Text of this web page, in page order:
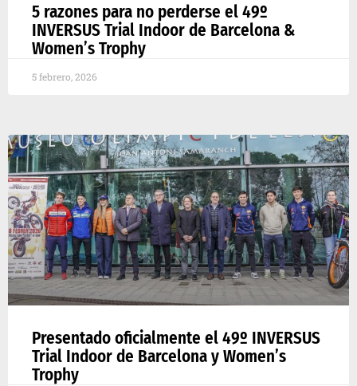
5 razones para no perderse el 49º
INVERSUS Trial Indoor de Barcelona &
Women’s Trophy
5 febrero, 2026
Presentado oficialmente el 49º INVERSUS
Trial Indoor de Barcelona y Women’s
Trophy